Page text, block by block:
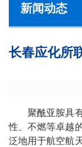
新闻动态
长春应化所
聚酰亚胺具
性、不燃等卓越
泛地用于航空航